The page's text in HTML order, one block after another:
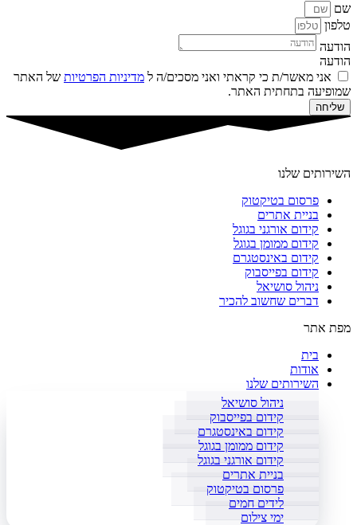
שם
טלפון
הודעה
הודעה
אני מאשר/ת כי קראתי ואני מסכים/ה ל מדיניות הפרטיות של האתר
שמופיעה בתחתית האתר.
שליחה
השירותים שלנו
פרסום בטיקטוק
בניית אתרים
קידום אורגני בגוגל
קידום ממומן בגוגל
קידום באינסטגרם
קידום בפייסבוק
ניהול סושיאל
דברים שחשוב להכיר
מפת אתר
בית
אודות
השירותים שלנו
ניהול סושיאל
קידום בפייסבוק
קידום באינסטגרם
קידום ממומן בגוגל
קידום אורגני בגוגל
בניית אתרים
פרסום בטיקטוק
לידים חמים
ימי צילום